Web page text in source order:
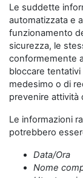
Le suddette
automatizzata e
funzionamento
sicurezza, le
conformemente
bloccare
medesimo o di
prevenire attività
Le informazioni
potrebbero
Data/Ora
Nome